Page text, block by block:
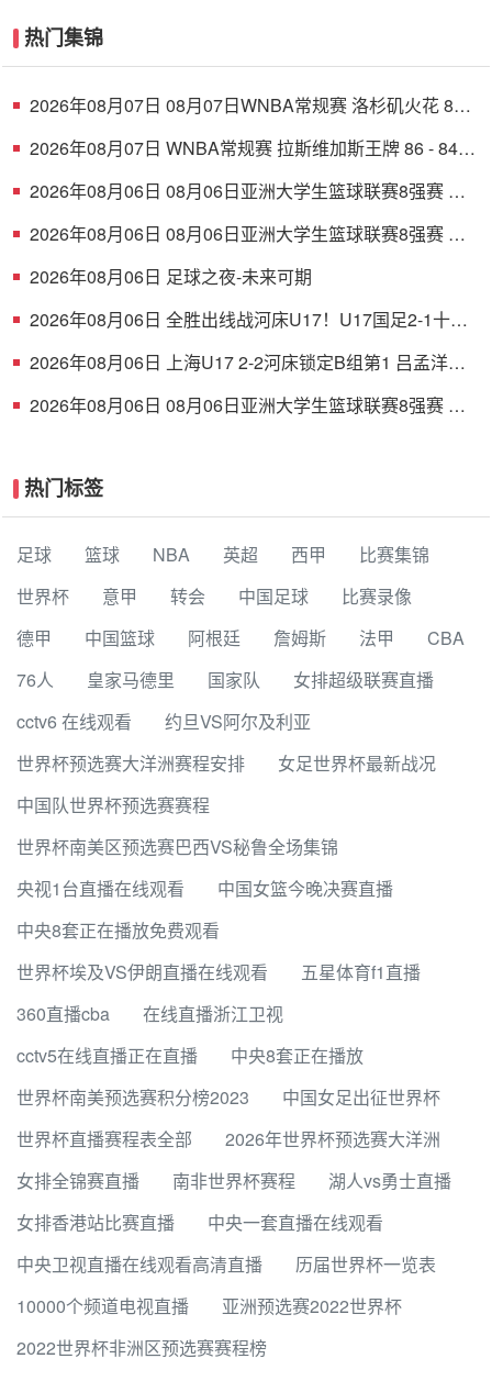
热门集锦
2026年08月07日 08月07日WNBA常规赛 洛杉矶火花 89 -
2026年08月07日 WNBA常规赛 拉斯维加斯王牌 86 - 84
2026年08月06日 08月06日亚洲大学生篮球联赛8强赛 清
2026年08月06日 08月06日亚洲大学生篮球联赛8强赛 早
2026年08月06日 足球之夜-未来可期
2026年08月06日 全胜出线战河床U17！U17国足2-1十人
2026年08月06日 上海U17 2-2河床锁定B组第1 吕孟洋点
2026年08月06日 08月06日亚洲大学生篮球联赛8强赛 北
热门标签
足球 篮球 NBA 英超 西甲
比赛集锦
世界杯
意甲 转会 中国足球
比赛录像
德甲
中国篮球 阿根廷 詹姆斯 法甲
CBA
76人
皇家马德里 国家队
女排超级联赛直播
cctv6 在线观看
约旦VS阿尔及利亚
世界杯预选赛大洋洲赛程安排
女足世界杯最新战况
中国队世界杯预选赛赛程
世界杯南美区预选赛巴西VS秘鲁全场集锦
央视1台直播在线观看
中国女篮今晚决赛直播
中央8套正在播放免费观看
世界杯埃及VS伊朗直播在线观看
五星体育f1直播
360直播cba
在线直播浙江卫视
cctv5在线直播正在直播
中央8套正在播放
世界杯南美预选赛积分榜2023
中国女足出征世界杯
世界杯直播赛程表全部
2026年世界杯预选赛大洋洲
女排全锦赛直播
南非世界杯赛程
湖人vs勇士直播
女排香港站比赛直播
中央一套直播在线观看
中央卫视直播在线观看高清直播
历届世界杯一览表
10000个频道电视直播
亚洲预选赛2022世界杯
2022世界杯非洲区预选赛赛程榜